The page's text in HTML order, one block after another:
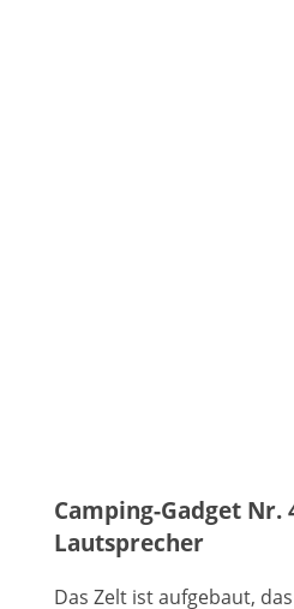
Camping-Gadget Nr.
Lautsprecher
Das Zelt ist aufgebaut,